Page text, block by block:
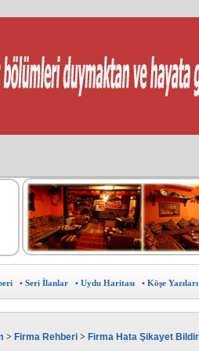
• Seri İlanlar • Uydu Haritası • Köşe Yazıları
> Firma Rehberi > Firma Hata Şikayet